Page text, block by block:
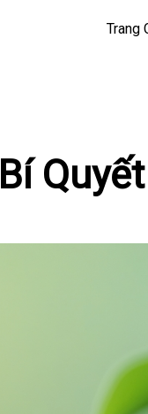
Trang
Bí